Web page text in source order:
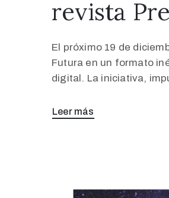
revista
El próximo 19 de
Futura en un formato
digital. La iniciativa,
Leer más